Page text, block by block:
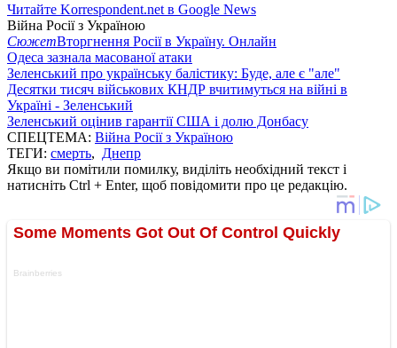
Читайте Korrespondent.net в Google News
Війна Росії з Україною
СюжетВторгнення Росії в Україну. Онлайн
Одеса зазнала масованої атаки
Зеленський про українську балістику: Буде, але є "але"
Десятки тисяч військових КНДР вчитимуться на війні в
Україні - Зеленський
Зеленський оцінив гарантії США і долю Донбасу
СПЕЦТЕМА: Війна Росії з Україною
ТЕГИ: смерть, Днепр
Якщо ви помітили помилку, виділіть необхідний текст і
натисніть Ctrl + Enter, щоб повідомити про це редакцію.